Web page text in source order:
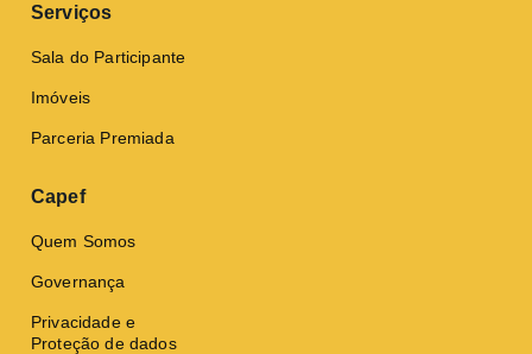
Serviços
Sala do Participante
Imóveis
Parceria Premiada
Capef
Quem Somos
Governança
Privacidade e
Proteção de dados